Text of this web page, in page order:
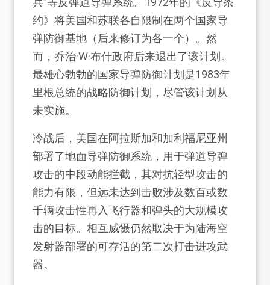
约》将美国和苏联各自限制在两个国家导
弹防御基地（后来修订为各一个）。然
而，乔治·W·布什政府后来退出了该计划。
最雄心勃勃的国家导弹防御计划是1983年
里根总统的战略防御计划，尽管该计划从
未实施。
冷战后，美国在阿拉斯加和加利福尼亚州
部署了地面导弹防御系统，用于弹道导弹
攻击的中段动能拦截，其对抗轻型攻击的
能力有限，但远未达到击败涉及数百或数
千辆攻击性再入飞行器和弹头的大规模攻
击的目标。相互威慑仍然取决于为陆海空
发射器部署的可存活的第二次打击进攻武
器。